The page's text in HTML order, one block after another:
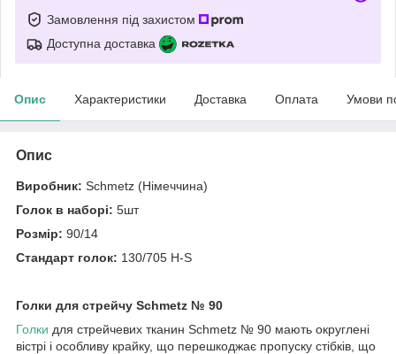
Замовлення під захистом
Доступна доставка
Опис Характеристики Доставка Оплата Умови
Опис
Виробник: Schmetz (Німеччина)
Голок в наборі: 5шт
Розмір: 90/14
Стандарт голок: 130/705 H-S
Голки для стрейчу Schmetz № 90
Голки для стрейчевих тканин Schmetz № 90 мають округлені
вістрі і особливу крайку, що перешкоджає пропуску стібків, що